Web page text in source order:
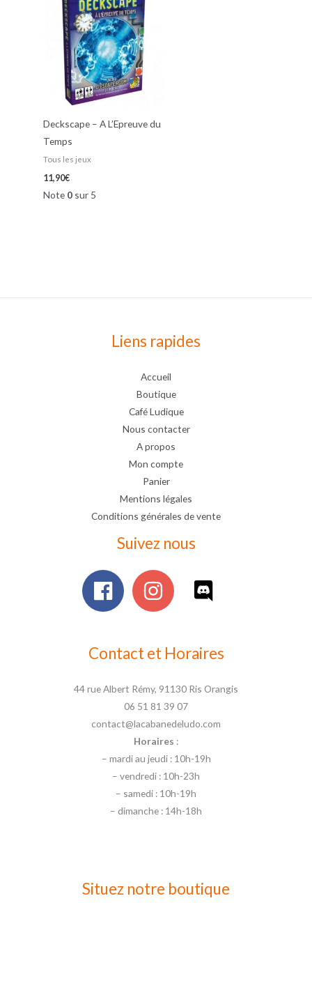
Deckscape – A L’Epreuve du
Temps
Tous les jeux
11,90€
Note 0 sur 5
Liens rapides
Accueil
Boutique
Café Ludique
Nous contacter
A propos
Mon compte
Panier
Mentions légales
Conditions générales de vente
Suivez nous
Contact et Horaires
44 rue Albert Rémy, 91130 Ris Orangis
06 51 81 39 07
contact@lacabanedeludo.com
Horaires :
– mardi au jeudi : 10h-19h
– vendredi : 10h-23h
– samedi : 10h-19h
– dimanche : 14h-18h
Situez notre boutique